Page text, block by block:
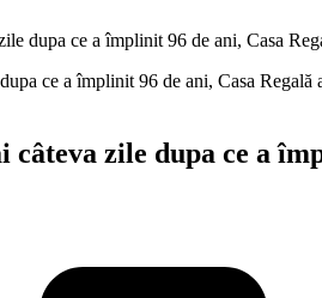
dupa ce a împlinit 96 de ani, Casa
zile dupa ce a